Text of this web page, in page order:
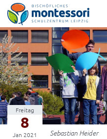
Montessori-Schulzentrum Leipzig
Freitag
8
Jan 2021 Sebastian Heider